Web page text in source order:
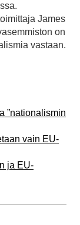
James
on
vastaan.
”nationalismin
vain EU-
ja EU-